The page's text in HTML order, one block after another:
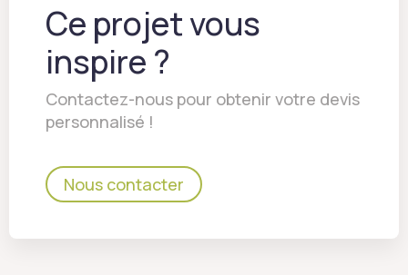
Ce projet vous
inspire ?
Contactez-nous pour obtenir votre devis
personnalisé !
Nous contacter